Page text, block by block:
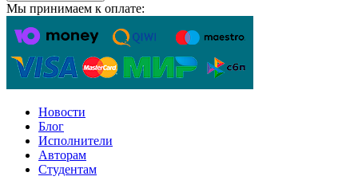
Мы принимаем к оплате:
Новости
Блог
Исполнители
Авторам
Студентам